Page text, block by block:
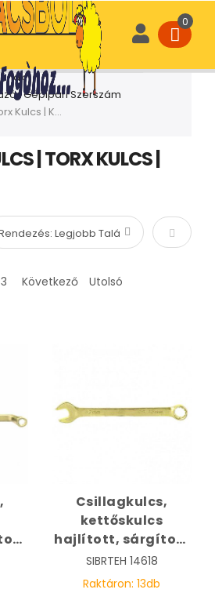
| Gépipari Szerszám
Csillag Kulcs | Torx Kulcs | Készlet
| TORX KULCS |
3 Következő Utolsó
Csillagkulcs,
kettőskulcs
hajlított, sárgított
10 x 13 mm | SIBRTEH
14618
SIBRTEH 14618
Raktáron: 13db